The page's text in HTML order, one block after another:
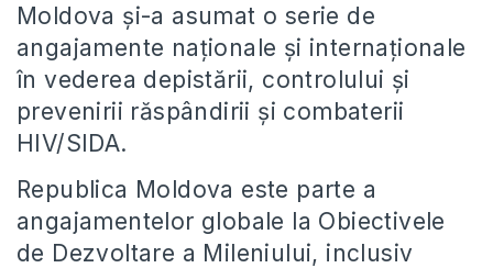
Moldova și-a asumat o serie de
angajamente naționale și internaționale
în vederea depistării, controlului și
prevenirii răspândirii și combaterii
HIV/SIDA.
Republica Moldova este parte a
angajamentelor globale la Obiectivele
de Dezvoltare a Mileniului, inclusiv